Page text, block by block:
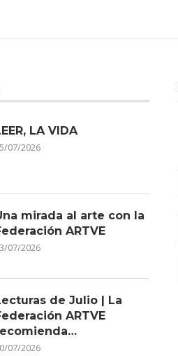
LA VIDA
07/2026
mirada al arte con la
ARTVE
07/2026
de Julio | La
ARTVE
07/2026